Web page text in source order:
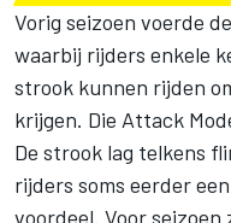
Vorig seizoen voerde
waarbij rijders enkele
strook kunnen rijden
krijgen. Die Attack
De strook lag telkens
rijders soms eerder
voordeel. Voor